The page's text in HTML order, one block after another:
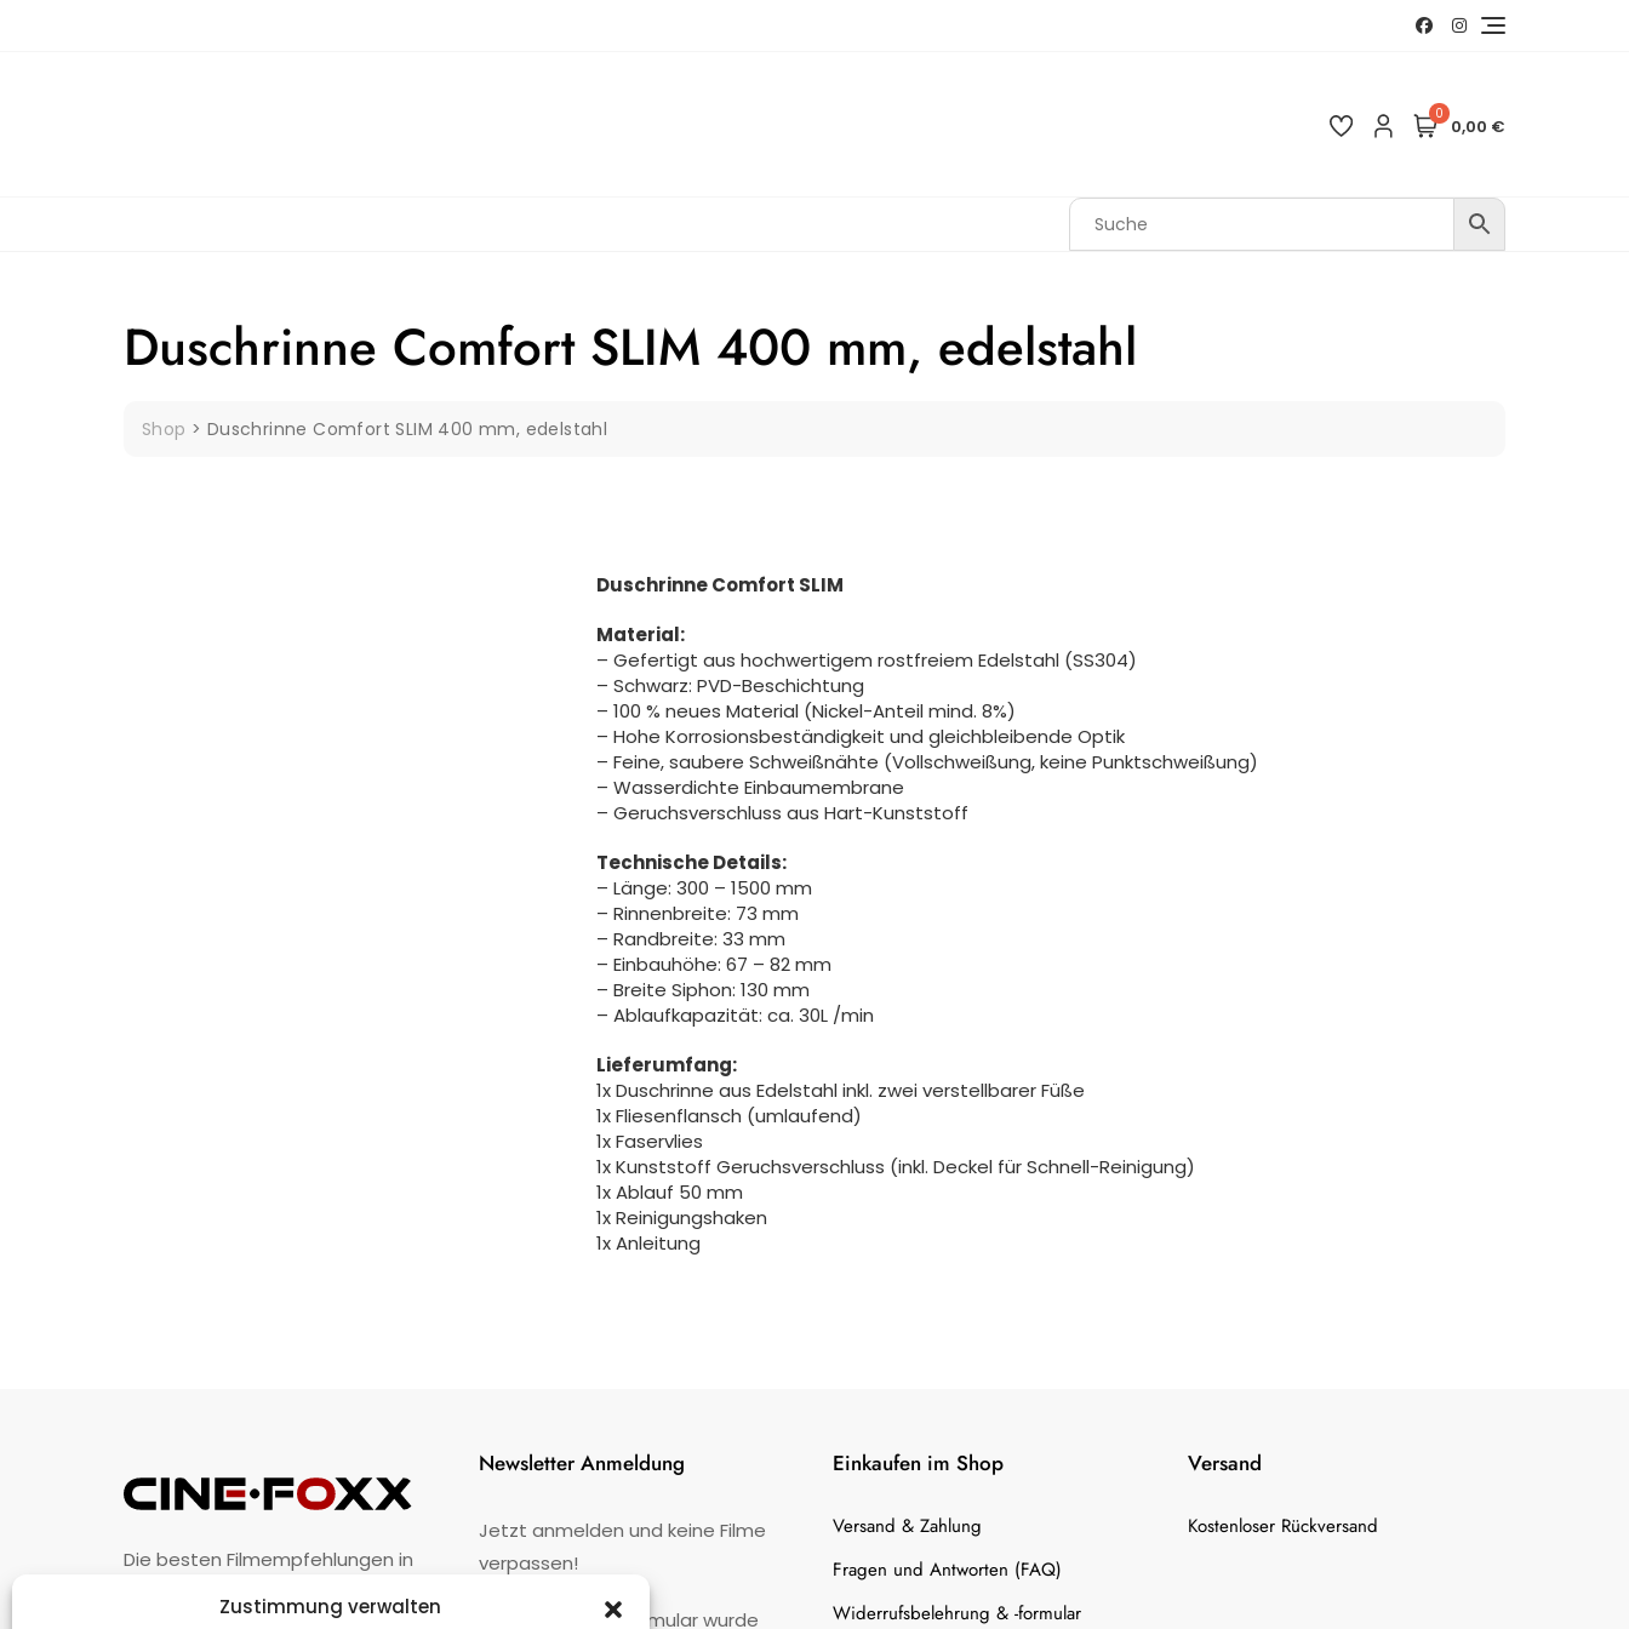
Zustimmung verwalten
0
0,00 €
Duschrinne Comfort SLIM 400 mm, edelstahl
Shop > Duschrinne Comfort SLIM 400 mm, edelstahl
Duschrinne Comfort SLIM
Material:
– Gefertigt aus hochwertigem rostfreiem Edelstahl (SS304)
– Schwarz: PVD-Beschichtung
– 100 % neues Material (Nickel-Anteil mind. 8%)
– Hohe Korrosionsbeständigkeit und gleichbleibende Optik
– Feine, saubere Schweißnähte (Vollschweißung, keine Punktschweißung)
– Wasserdichte Einbaumembrane
– Geruchsverschluss aus Hart-Kunststoff
Technische Details:
– Länge: 300 – 1500 mm
– Rinnenbreite: 73 mm
– Randbreite: 33 mm
– Einbauhöhe: 67 – 82 mm
– Breite Siphon: 130 mm
– Ablaufkapazität: ca. 30L /min
Lieferumfang:
1x Duschrinne aus Edelstahl inkl. zwei verstellbarer Füße
1x Fliesenflansch (umlaufend)
1x Faservlies
1x Kunststoff Geruchsverschluss (inkl. Deckel für Schnell-Reinigung)
1x Ablauf 50 mm
1x Reinigungshaken
1x Anleitung
Die besten Filmempfehlungen in
Newsletter Anmeldung
Jetzt anmelden und keine Filme
verpassen!
Kontaktformular wurde
Einkaufen im Shop
Versand & Zahlung
Fragen und Antworten (FAQ)
Widerrufsbelehrung & -formular
Versand
Kostenloser Rückversand